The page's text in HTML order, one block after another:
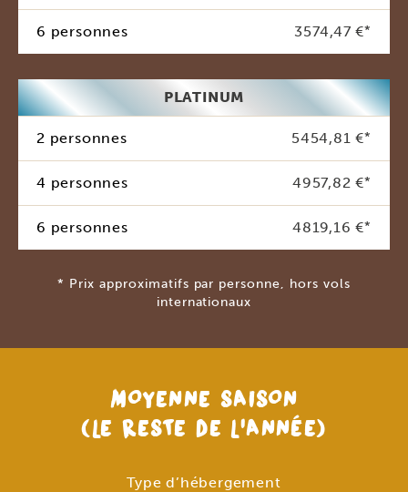
6 personnes 3574,47 €*
PLATINUM
2 personnes 5454,81 €*
4 personnes 4957,82 €*
6 personnes 4819,16 €*
* Prix approximatifs par personne, hors vols
internationaux
MOYENNE SAISON
(LE RESTE DE L’ANNÉE)
Type d’hébergement